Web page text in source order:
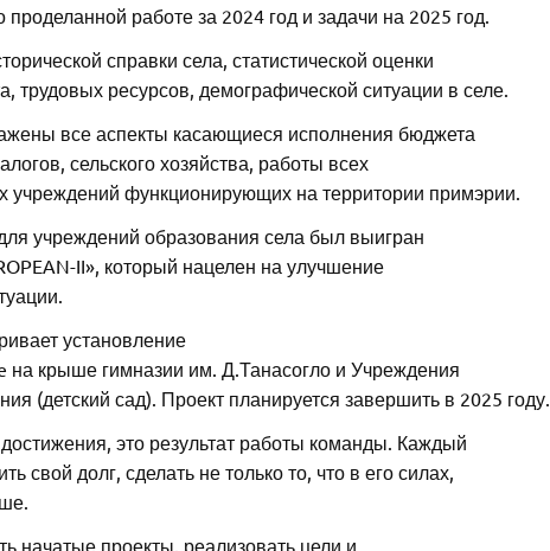
работе за 2024 год и задачи на 2025 год.
справки села, статистической оценки
трудовых ресурсов, демографической ситуации в селе.
все аспекты касающиеся исполнения бюджета
сельского хозяйства, работы всех
учреждений функционирующих на территории примэрии.
учреждений образования села был выигран
II», который нацелен на улучшение
установление
на крыше гимназии им. Д.Танасогло и Учреждения
(детский сад). Проект планируется завершить в 2025 году.
это результат работы команды. Каждый
свой долг, сделать не только то, что в его силах,
начатые проекты, реализовать цели и